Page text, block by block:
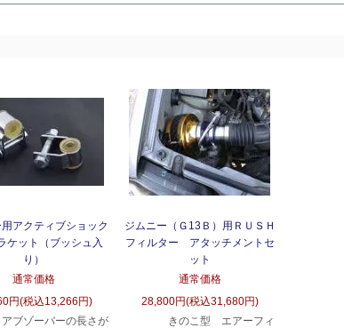
アクティブショック
ケット（ブッシュ入
り）
通常価格
円(税込13,266円)
ブゾーバーの長さが
ジムニー（Ｇ13Ｂ）用ＲＵＳＨ
フィルター アタッチメントセ
ット
通常価格
28,800円(税込31,680円)
きのこ型 エアーフィ